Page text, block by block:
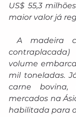
US$ 55,3
maior valor já
volume
mil toneladas.
carne bovina,
mercados na
habilitada para